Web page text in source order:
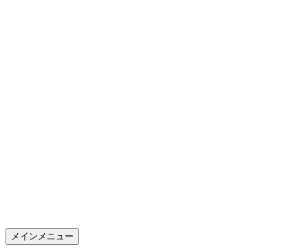
検
索
メインメニュー